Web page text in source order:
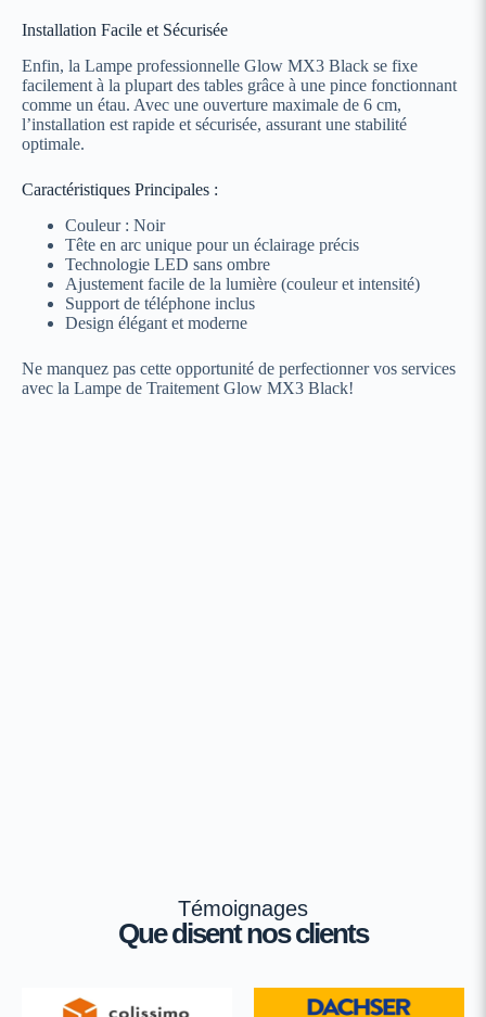
Installation Facile et Sécurisée
Enfin, la Lampe professionnelle Glow MX3 Black se fixe
facilement à la plupart des tables grâce à une pince fonctionnant
comme un étau. Avec une ouverture maximale de 6 cm,
l’installation est rapide et sécurisée, assurant une stabilité
optimale.
Caractéristiques Principales :
Couleur : Noir
Tête en arc unique pour un éclairage précis
Technologie LED sans ombre
Ajustement facile de la lumière (couleur et intensité)
Support de téléphone inclus
Design élégant et moderne
Ne manquez pas cette opportunité de perfectionner vos services
avec la Lampe de Traitement Glow MX3 Black!
Témoignages
Que disent nos clients